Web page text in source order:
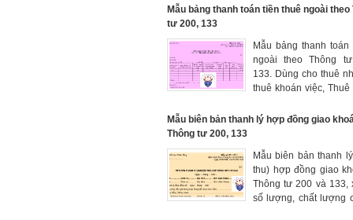
nhân người lao động,
lao động.
Mẫu bảng thanh toán tiền thuê ngoài theo
tư 200, 133
Mẫu bảng thanh toán
ngoài theo Thông
133. Dùng cho thuê
thuê khoán việc,
bị, thuê làm khoán 1
Mẫu biên bản thanh lý hợp đồng giao
Thông tư 200, 133
Mẫu biên bản thanh
thu) hợp đồng giao
Thông tư 200 và 133,
số lượng, chất lượng